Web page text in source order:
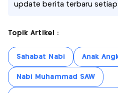
update berita terbaru setiap
Topik Artikel :
Sahabat Nabi Anak
Nabi Muhammad SAW